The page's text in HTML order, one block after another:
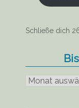
Schließe dich
veröffentlicht